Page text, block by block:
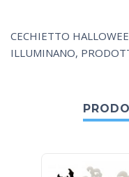
CECHIETTO
ILLUMINANO,